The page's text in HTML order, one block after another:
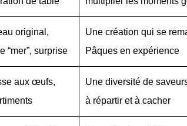
original,
“mer”, surprise
Une création qui se
Pâques en expérience
aux œufs,
Une diversité de
à répartir et à cacher